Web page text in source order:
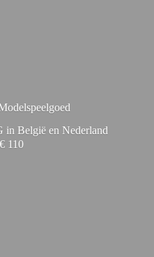
België en Nederland
110